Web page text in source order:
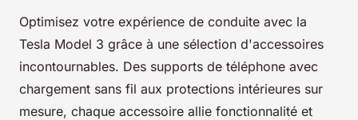
Optimisez votre expérience de conduite avec la
Tesla Model 3 grâce à une sélection d'accessoires
incontournables. Des supports de téléphone avec
chargement sans fil aux protections intérieures sur
mesure, chaque accessoire allie fonctionnalité et